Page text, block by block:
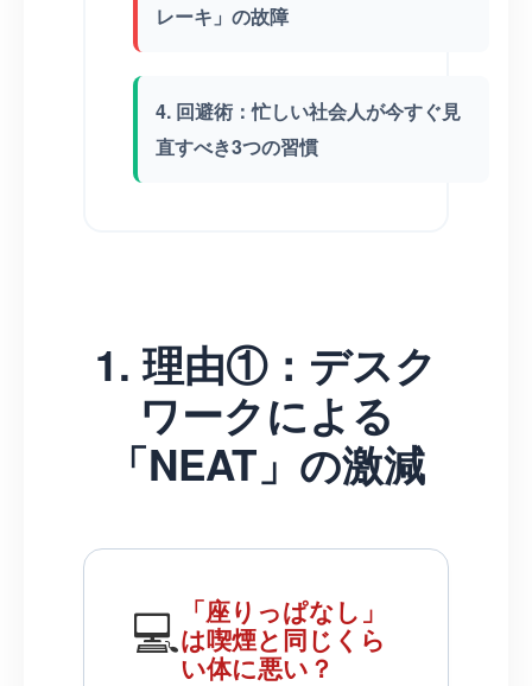
レーキ」の故障
4. 回避術：忙しい社会人が今すぐ見
直すべき3つの習慣
1. 理由①：デスク
ワークによる
「NEAT」の激減
💻 「座りっぱなし」
は喫煙と同じくら
い体に悪い？